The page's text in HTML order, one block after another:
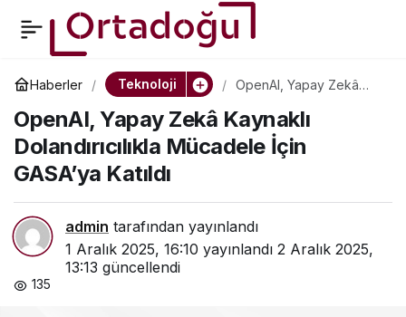
Haberler Teknoloji
OpenAI, Yapay Zekâ
Mücadele İçin GASA’ya
Katıldı
OpenAI, Yapay Zekâ Kaynaklı
Dolandırıcılıkla Mücadele İçin
GASA’ya Katıldı
admin tarafından yayınlandı
1 Aralık 2025, 16:10 yayınlandı 2 Aralık 2025,
13:13 güncellendi
135
Huawei, Yeni Nesil
Katlanabilir Telefonu
Mate X7’yi Dubai’de
Tanıtacak